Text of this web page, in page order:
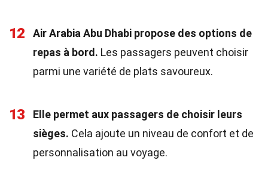
12
Air Arabia Abu Dhabi propose des options de
repas à bord. Les passagers peuvent choisir
parmi une variété de plats savoureux.
13
Elle permet aux passagers de choisir leurs
sièges. Cela ajoute un niveau de confort et de
personnalisation au voyage.